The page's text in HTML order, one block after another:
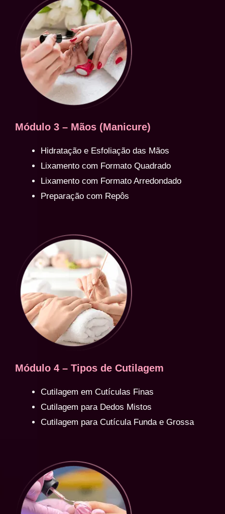
Módulo 3 – Mãos (Manicure)
Hidratação e Esfoliação das Mãos
Lixamento com Formato Quadrado
Lixamento com Formato Arredondado
Preparação com Repôs
Módulo 4 – Tipos de Cutilagem
Cutilagem em Cutículas Finas
Cutilagem para Dedos Mistos
Cutilagem para Cutícula Funda e Grossa